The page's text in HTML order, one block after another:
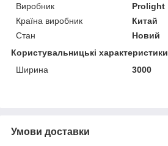
Виробник
Prolight
Країна виробник
Китай
Стан
Новий
Користувальницькі характеристики
Ширина
3000
Умови доставки